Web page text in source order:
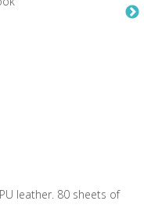
leather. 80 sheets of